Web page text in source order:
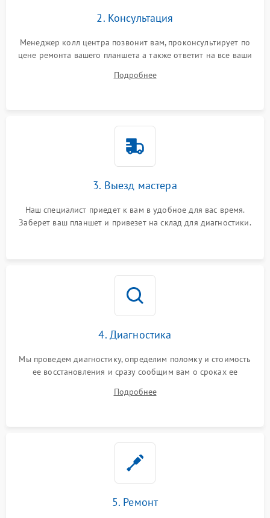
2. Консультация
Менеджер колл центра позвонит вам, проконсультирует по
цене ремонта вашего планшета а также ответит на все ваши
Подробнее
3. Выезд мастера
Наш специалист приедет к вам в удобное для вас время.
Заберет ваш планшет и привезет на склад для диагностики.
4. Диагностика
Мы проведем диагностику, определим поломку и стоимость
ее восстановления и сразу сообщим вам о сроках ее
Подробнее
5. Ремонт